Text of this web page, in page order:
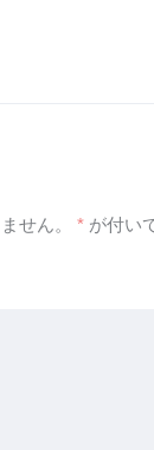
せん。 * が付い